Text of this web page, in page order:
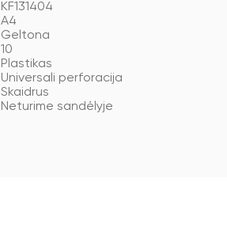
KF131404
A4
Geltona
10
Plastikas
Universali perforacija
Skaidrus
Neturime sandėlyje